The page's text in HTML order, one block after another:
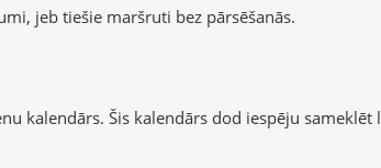
jeb tiešie maršruti bez pārsēšanās.
kalendārs. Šis kalendārs dod iespēju